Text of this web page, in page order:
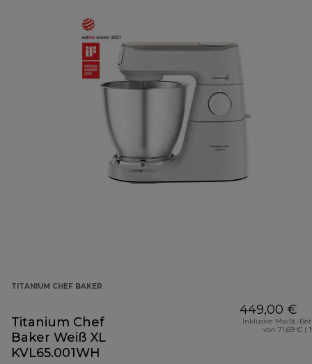
TITANIUM CHEF BAKER
Titanium Chef
Baker Weiß XL
KVL65.001WH
449,00 €
Inklusive MwSt.-
von 71,69 € (